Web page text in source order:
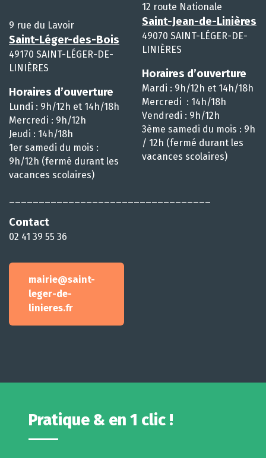
9 rue du Lavoir
Saint-Léger-des-Bois
49170 SAINT-LÉGER-DE-
LINIÈRES
Horaires d’ouverture
Lundi : 9h/12h et 14h/18h
Mercredi : 9h/12h
Jeudi : 14h/18h
1er samedi du mois :
9h/12h (fermé durant les
vacances scolaires)
Contact
02 41 39 55 36
mairie@saint-
leger-de-
linieres.fr
12 route Nationale
Saint-Jean-de-Linières
49070 SAINT-LÉGER-DE-
LINIÈRES
Horaires d’ouverture
Mardi : 9h/12h et 14h/18h
Mercredi : 14h/18h
Vendredi : 9h/12h
3ème samedi du mois : 9h
/ 12h (fermé durant les
vacances scolaires)
Pratique & en 1 clic !